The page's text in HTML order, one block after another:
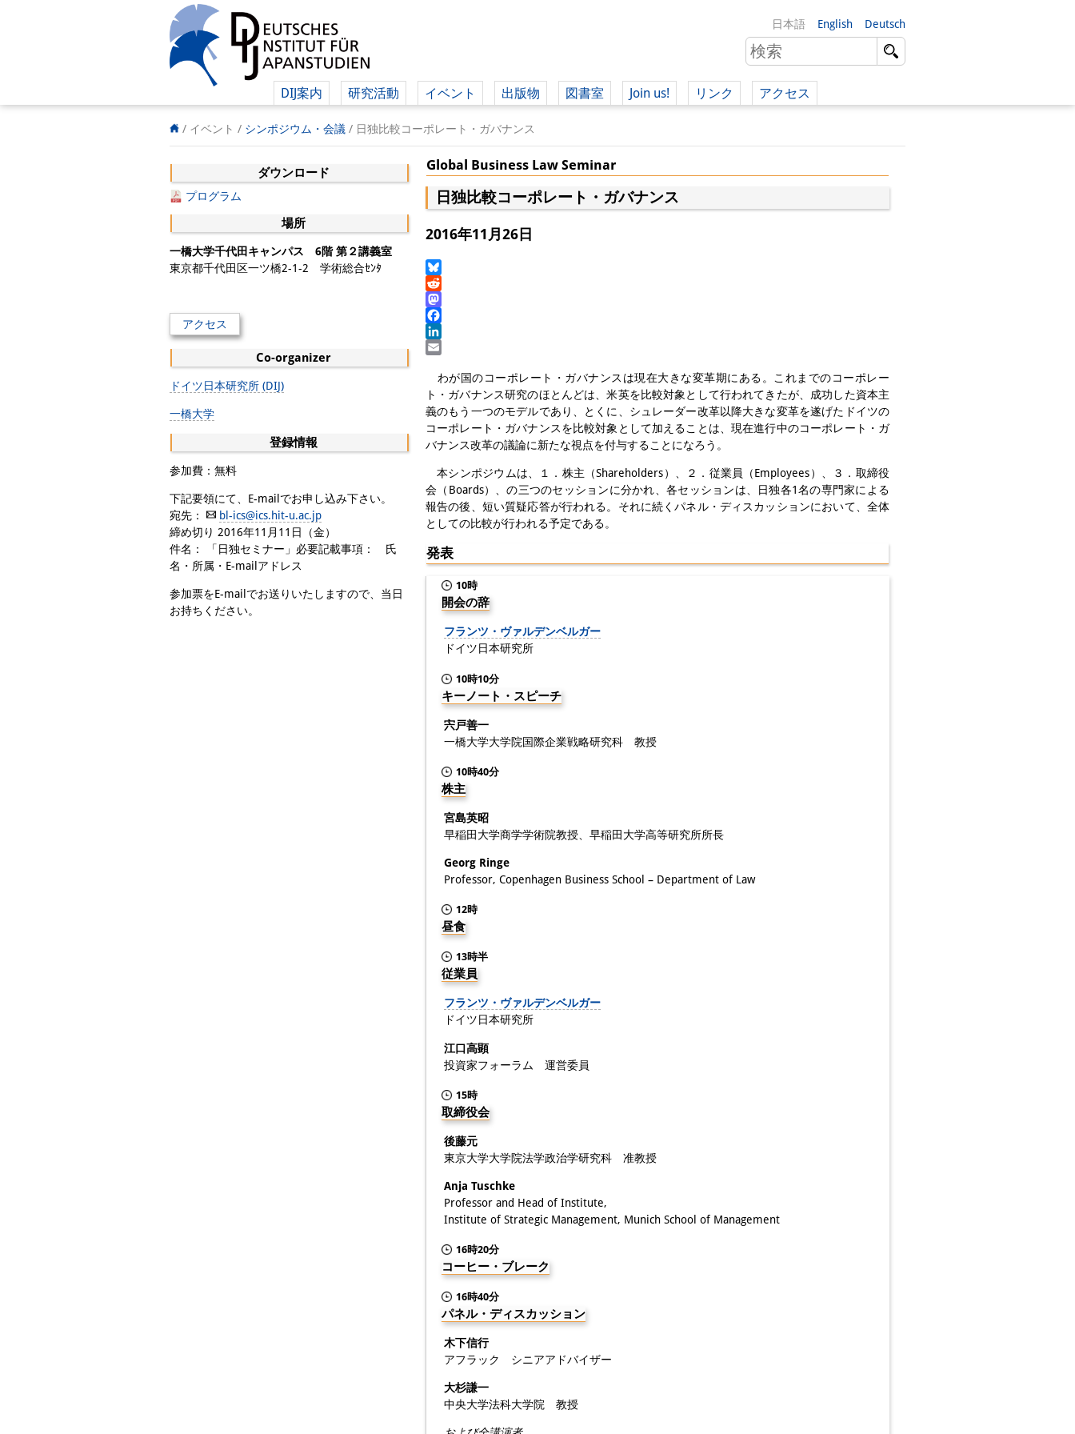
日本語 English Deutsch
DIJ案内 研究活動 イベント 出版物 図書室 Join us!
（ドイツ語）
リンク アクセス
/ イベント / シンポジウム・会議 / 日独比較コーポレート・ガバナンス
ダウンロード
プログラム
場所
一橋大学千代田キャンパス 6階 第２講義室
東京都千代田区一ツ橋2-1-2 学術総合ｾﾝﾀ
アクセス
Co-organizer
ドイツ日本研究所 (DIJ)
一橋大学
登録情報
参加費：無料
下記要領にて、E-mailでお申し込み下さい。
宛先：
bl-ics@ics.hit-u.ac.jp
締め切り 2016年11月11日（金）
件名： 「日独セミナー」必要記載事項： 氏
名・所属・E-mailアドレス
参加票をE-mailでお送りいたしますので、当日
お持ちください。
Global Business Law Seminar
日独比較コーポレート・ガバナンス
2016年11月26日
Bluesky
Reddit
Mastodon
Facebook
LinkedIn
わが国のコーポレート・ガバナンスは現在大きな変革期にある。これまでのコーポレー
ト・ガバナンス研究のほとんどは、米英を比較対象として行われてきたが、成功した資本主
義のもう一つのモデルであり、とくに、シュレーダー改革以降大きな変革を遂げたドイツの
コーポレート・ガバナンスを比較対象として加えることは、現在進行中のコーポレート・ガ
バナンス改革の議論に新たな視点を付与することになろう。
本シンポジウムは、１．株主（Shareholders）、２．従業員（Employees）、３．取締役
会（Boards）、の三つのセッションに分かれ、各セッションは、日独各1名の専門家による
報告の後、短い質疑応答が行われる。それに続くパネル・ディスカッションにおいて、全体
としての比較が行われる予定である。
発表
10時
開会の辞
フランツ・ヴァルデンベルガー
ドイツ日本研究所
10時10分
キーノート・スピーチ
宍戸善一
一橋大学大学院国際企業戦略研究科 教授
10時40分
株主
宮島英昭
早稲田大学商学学術院教授、早稲田大学高等研究所所長
Georg Ringe
Professor, Copenhagen Business School – Department of Law
12時
昼食
13時半
従業員
フランツ・ヴァルデンベルガー
ドイツ日本研究所
江口高顕
投資家フォーラム 運営委員
15時
取締役会
後藤元
東京大学大学院法学政治学研究科 准教授
Anja Tuschke
Professor and Head of Institute,
Institute of Strategic Management, Munich School of Management
16時20分
コーヒー・ブレーク
16時40分
パネル・ディスカッション
木下信行
アフラック シニアアドバイザー
大杉謙一
中央大学法科大学院 教授